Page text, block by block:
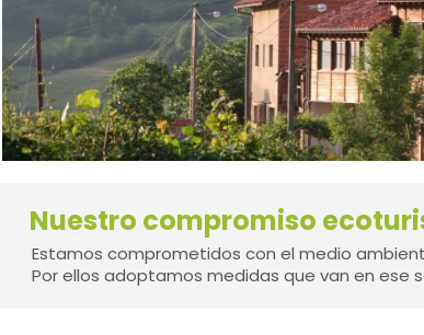
Nuestro compromiso
Estamos comprometidos con el medio
Por ellos adoptamos medidas que van en ese